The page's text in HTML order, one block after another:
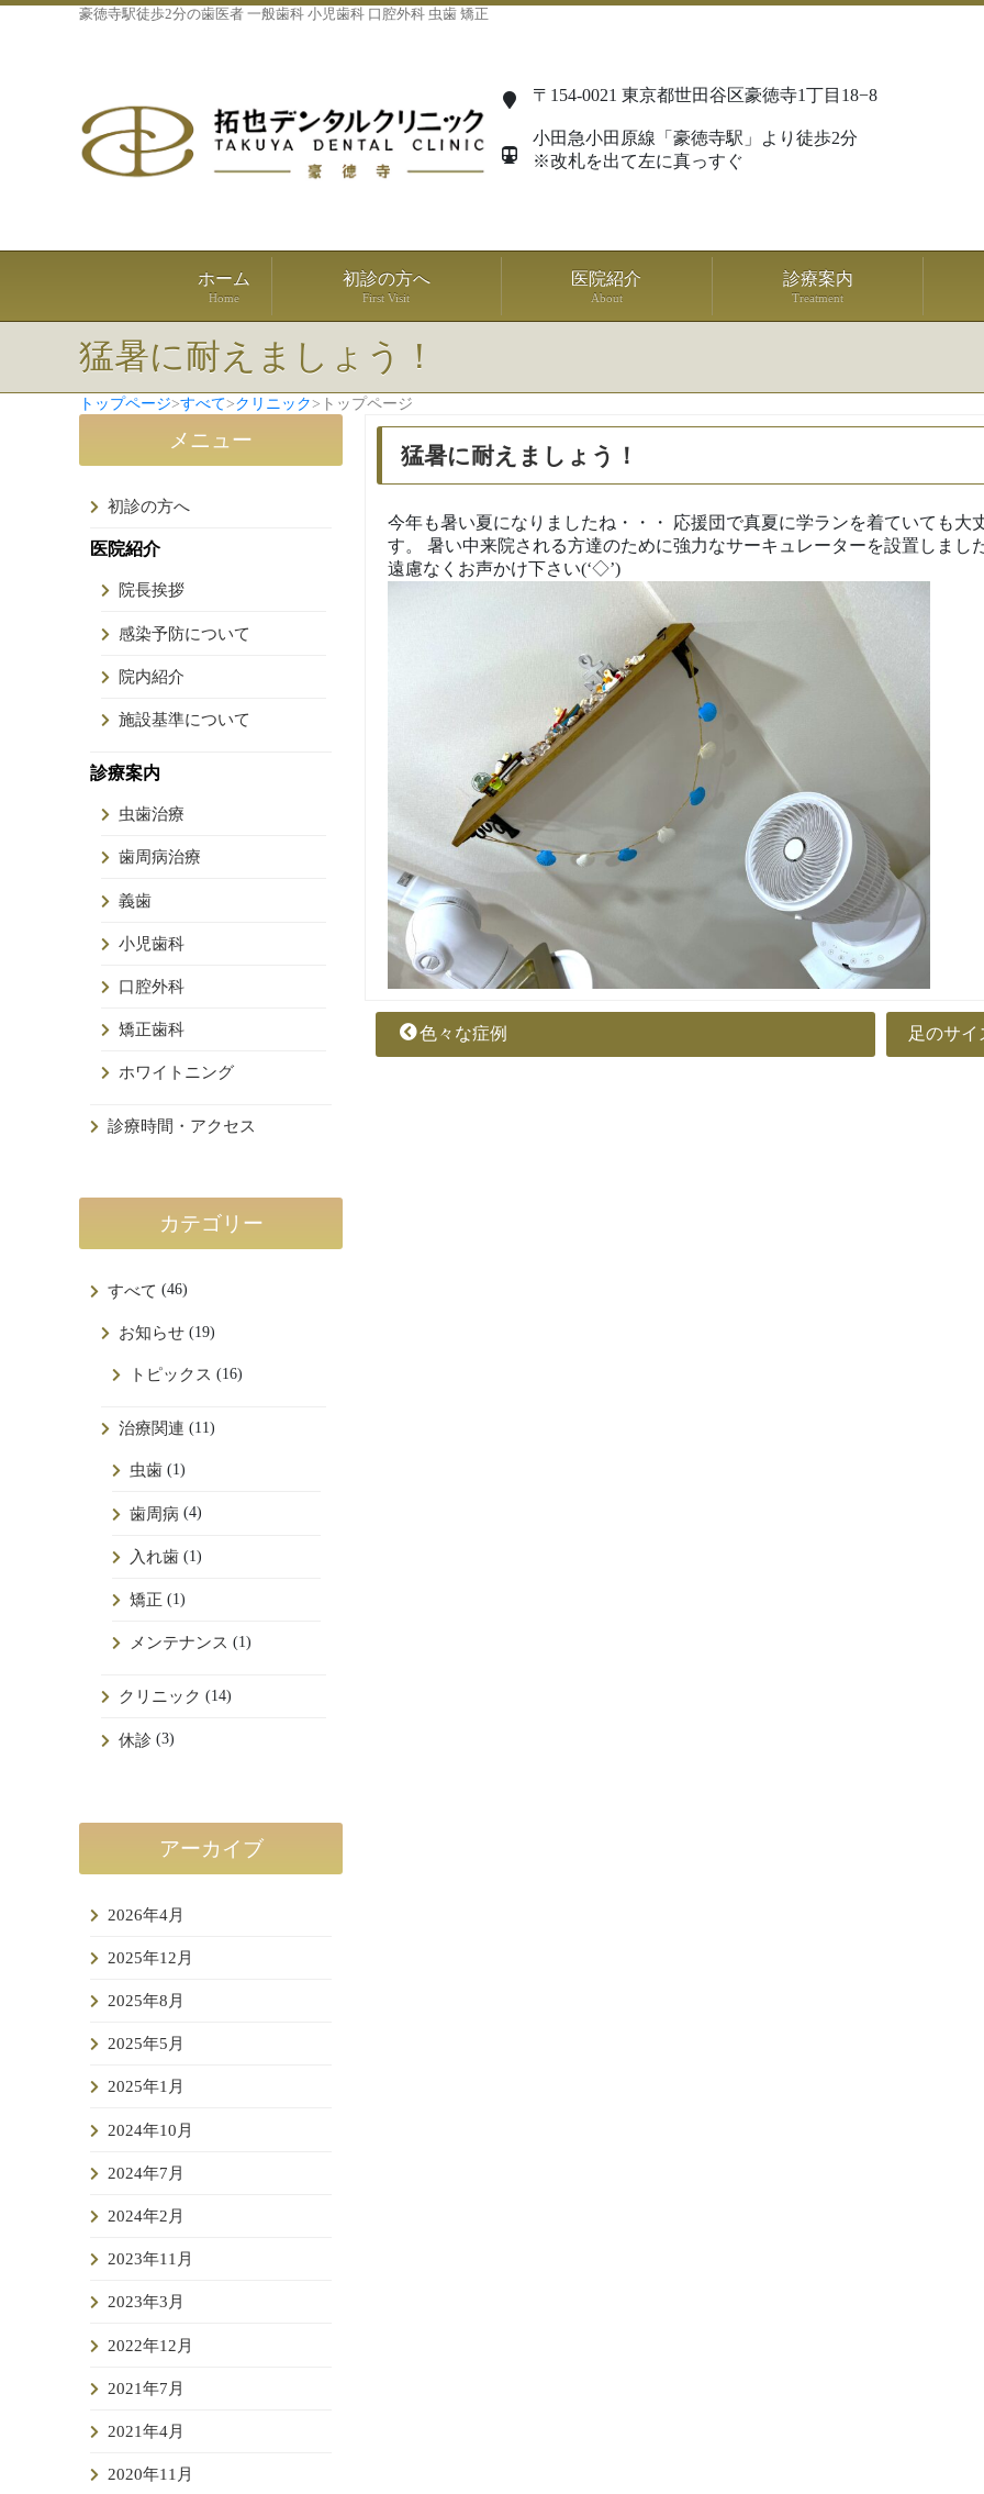
豪徳寺駅徒歩2分の歯医者 一般歯科 小児歯科 口腔外科 虫歯 矯正
〒154-0021 東京都世田谷区豪徳寺1丁目18−8
小田急小田原線「豪徳寺駅」より徒歩2分
※改札を出て左に真っすぐ
ホーム
Home
初診の方へ
First Visit
医院紹介
About
診療案内
Treatment
猛暑に耐えましょう！
トップページ>すべて>クリニック> トップページ
メニュー
初診の方へ
医院紹介
院長挨拶
感染予防について
院内紹介
施設基準について
診療案内
虫歯治療
歯周病治療
義歯
小児歯科
口腔外科
矯正歯科
ホワイトニング
診療時間・アクセス
カテゴリー
すべて (46)
お知らせ (19)
トピックス (16)
治療関連 (11)
虫歯 (1)
歯周病 (4)
入れ歯 (1)
矯正 (1)
メンテナンス (1)
クリニック (14)
休診 (3)
アーカイブ
2026年4月
2025年12月
2025年8月
2025年5月
2025年1月
2024年10月
2024年7月
2024年2月
2023年11月
2023年3月
2022年12月
2021年7月
2021年4月
2020年11月
猛暑に耐えましょう！
今年も暑い夏になりましたね・・・ 応援団で真夏に学ランを着ていても大
す。 暑い中来院される方達のために強力なサーキュレーターを設置しまし
遠慮なくお声かけ下さい(‘◇’)ゞ
色々な症例 足のサ